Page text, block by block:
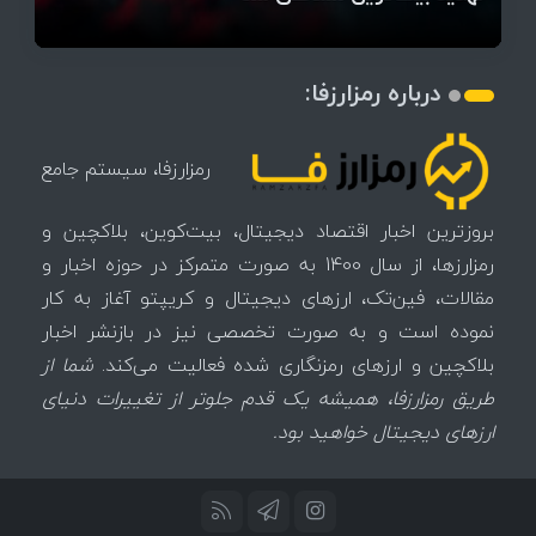
درباره رمزارزفا:
رمزارزفا، سیستم جامع
بروزترین اخبار اقتصاد دیجیتال، بیت‌کوین، بلاکچین و
رمزارزها، از سال 1400 به صورت متمرکز در حوزه اخبار و
مقالات، فین‌تک، ارزهای‌ دیجیتال و کریپتو آغاز به کار
نموده است و به صورت تخصصی نیز در بازنشر اخبار
بلاکچین و ارزهای رمزنگاری شده فعالیت می‌کند.شما از
طریق رمزارزفا، همیشه یک قدم جلوتر از تغییرات دنیای
ارزهای دیجیتال خواهید بود.